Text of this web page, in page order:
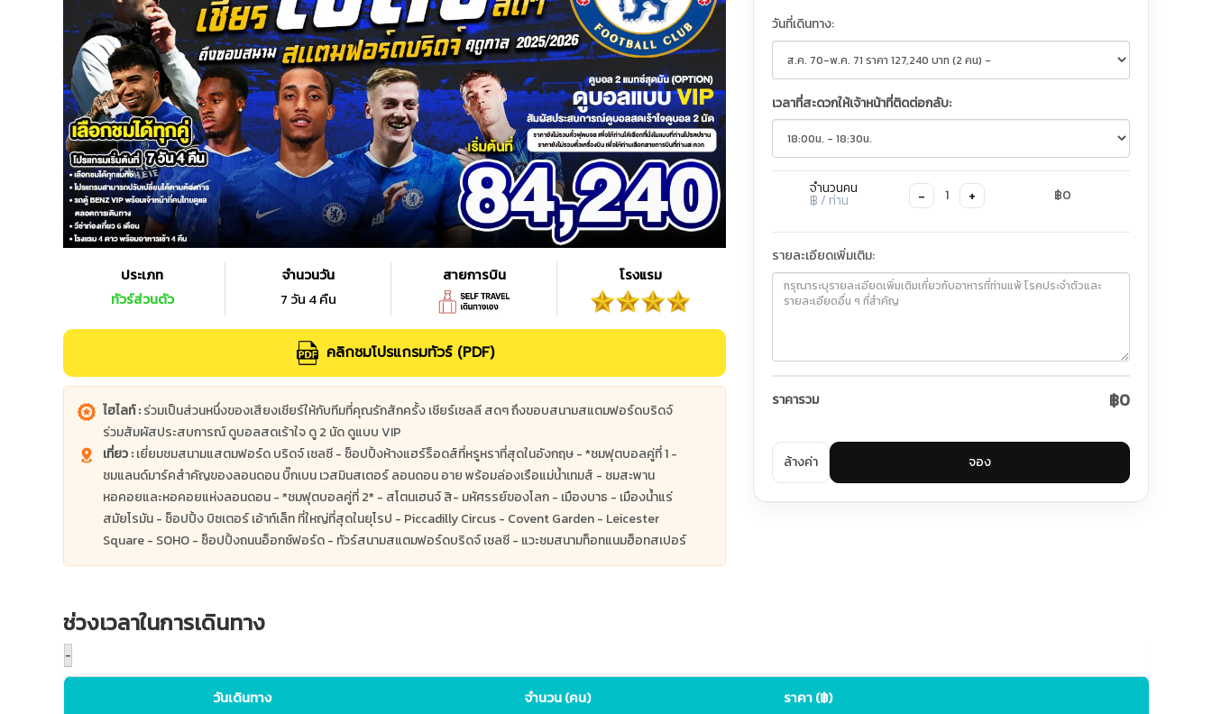
ประเภท
ทัวร์ส่วนตัว
จำนวนวัน
7 วัน 4 คืน
สายการบิน โรงแรม
คลิกชมโปรแกรมทัวร์ (PDF)
ไฮไลท์ :ร่วมเป็นส่วนหนึ่งของเสียงเชียร์ให้กับทีมที่คุณรักสักครั้ง เชียร์เชลลี สดๆ ถึงขอบสนามสแตมฟอร์ดบริดจ์
ร่วมสัมผัสประสบการณ์ ดูบอลสดเร้าใจ ดู 2 นัด ดูแบบ VIP
เที่ยว :เยี่ยมชมสนามแสตมฟอร์ด บริดจ์ เชลซี - ช็อปปิ้งห้างแฮร์ร็อดส์ที่หรูหราที่สุดในอังกฤษ - *ชมฟุตบอลคู่ที่ 1 -
ชมแลนด์มาร์คสำคัญของลอนดอน บิ๊กเบน เวสมินสเตอร์ ลอนดอน อาย พร้อมล่องเรือแม่น้ำเทมส์ - ชมสะพาน
หอคอยและหอคอยแห่งลอนดอน - *ชมฟุตบอลคู่ที่ 2* - สโตนเฮนจ์ สิ- มหัศรรย์ของโลก - เมืองบาธ - เมืองน้ำแร่
สมัยโรมัน - ช็อปปิ้ง บิซเตอร์ เอ้าท์เล็ท ที่ใหญ่ที่สุดในยุโรป - Piccadilly Circus - Covent Garden - Leicester
Square - SOHO - ช็อปปิ้งถนนอ็อกซ์ฟอร์ด - ทัวร์สนามสแตมฟอร์ดบริดจ์ เชลซี - แวะชมสนามท็อทแนมฮ็อทสเปอร์
วันที่เดินทาง:
เวลาที่สะดวกให้เจ้าหน้าที่ติดต่อกลับ:
จำนวนคน
฿ / ท่าน − 1 + ฿0
รายละเอียดเพิ่มเติม:
ราคารวม ฿0
ล้างค่า จอง
ช่วงเวลาในการเดินทาง
-
วันเดินทาง จำนวน (คน) ราคา (฿)